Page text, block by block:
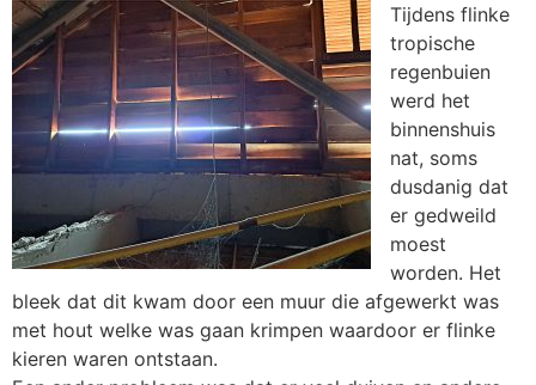
Tijdens flinke
tropische
regenbuien
werd het
binnenshuis
nat, soms
dusdanig dat
er gedweild
moest
worden. Het
bleek dat dit kwam door een muur die afgewerkt was
met hout welke was gaan krimpen waardoor er flinke
kieren waren ontstaan.